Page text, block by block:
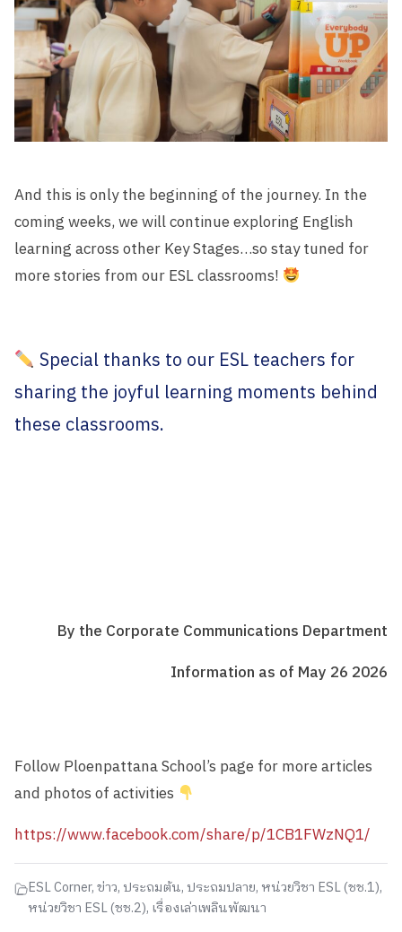
And this is only the beginning of the journey. In the
coming weeks, we will continue exploring English
learning across other Key Stages…so stay tuned for
more stories from our ESL classrooms!
Special thanks to our ESL teachers for
sharing the joyful learning moments behind
these classrooms.
By the Corporate Communications Department
Information as of May 26 2026
Follow Ploenpattana School’s page for more articles
and photos of activities
https://www.facebook.com/share/p/1CB1FWzNQ1/
ESL Corner,ข่าว, ประถมต้น, ประถมปลาย, หน่วยวิชา ESL (ชช.1),
หน่วยวิชา ESL (ชช.2), เรื่องเล่าเพลินพัฒนา